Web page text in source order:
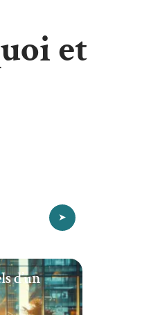
et
d’un